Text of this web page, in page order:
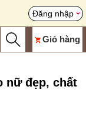
Đăng nhập
Giỏ hàng
nữ đẹp, chất